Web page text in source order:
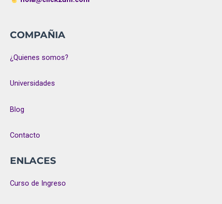
COMPAÑIA
¿Quienes somos?
Universidades
Blog
Contacto
ENLACES
Curso de Ingreso